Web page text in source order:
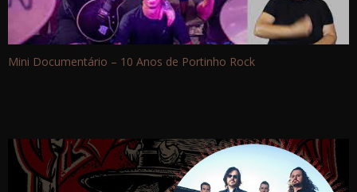
Mini Documentário – 10 Anos de Portinho Rock